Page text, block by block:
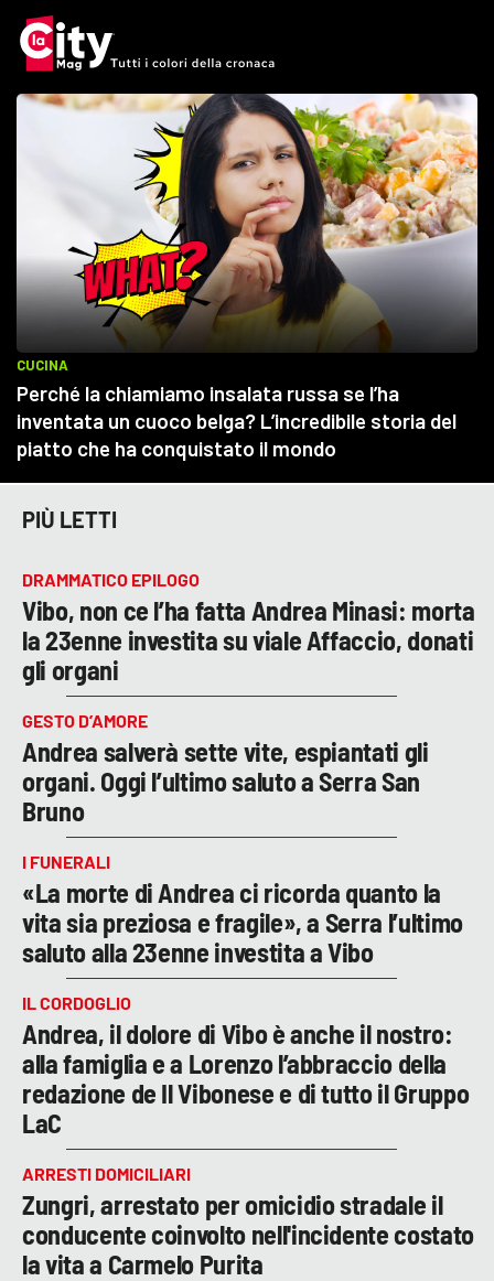
PIÙ LETTI
DRAMMATICO EPILOGO
Vibo, non ce l’ha fatta Andrea Minasi: morta
la 23enne investita su viale Affaccio, donati
gli organi
GESTO D’AMORE
Andrea salverà sette vite, espiantati gli
organi. Oggi l’ultimo saluto a Serra San
Bruno
I FUNERALI
«La morte di Andrea ci ricorda quanto la
vita sia preziosa e fragile», a Serra l’ultimo
saluto alla 23enne investita a Vibo
IL CORDOGLIO
Andrea, il dolore di Vibo è anche il nostro:
alla famiglia e a Lorenzo l’abbraccio della
redazione de Il Vibonese e di tutto il Gruppo
LaC
ARRESTI DOMICILIARI
Zungri, arrestato per omicidio stradale il
conducente coinvolto nell'incidente costato
la vita a Carmelo Purita